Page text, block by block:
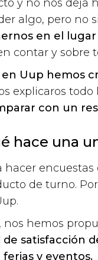
y no nos deja
algo, pero no
en el lugar
contar y sobre
en Uup hemos
explicaros
con un
hace una
hacer
de turno.
nos hemos
satisfacción
y eventos.